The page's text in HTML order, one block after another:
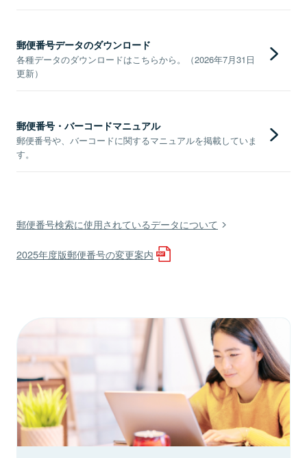
郵便番号データのダウンロード
各種データのダウンロードはこちらから。（2026年7月31日
更新）
郵便番号・バーコードマニュアル
郵便番号や、バーコードに関するマニュアルを掲載していま
す。
郵便番号検索に使用されているデータについて
2025年度版郵便番号の変更案内